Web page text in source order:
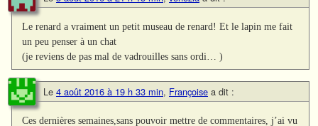
Le renard a vraiment un petit museau de renard! Et le lapin me fait
un peu penser à un chat
(je reviens de pas mal de vadrouilles sans ordi… )
Le 4 août 2016 à 19 h 33 min, Françoise a dit :
Ces dernières semaines,sans pouvoir mettre de commentaires, j’ai vu